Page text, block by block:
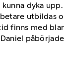
dyka
utbildas
finns med